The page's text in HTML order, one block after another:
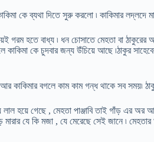
কে ব্যথা দিতে সুরু করলো ৷ কাকিমার লদ্লদে
গরম হতে বাধ্য ৷ ধন চোসাতে মেহতা বা
কে চুদবার জন্য উঁচিয়ে আছে ৷ঠাকুর সাহেবের
কাকিমার বগলে কাম কাম গন্ধ থাকে সব সময়৷
হয়ে গেছে , মেহতা পাঞ্জাবি তাই গাঁড় এর অর
মারার যে কি মজা , যে মেরেছে সেই জানে ৷